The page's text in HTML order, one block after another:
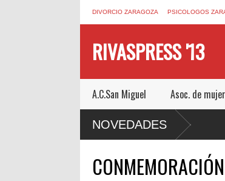
DIVORCIO ZARAGOZA PSICOLOGOS
RIVASPRESS '13
A.C.San Miguel Asoc. de
NOVEDADES
ROOM DE MUCHO MIEDO EN